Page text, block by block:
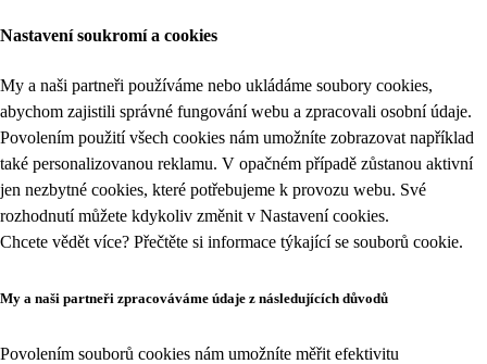
Nastavení soukromí a cookies
My a naši partneři používáme nebo ukládáme soubory cookies,
abychom zajistili správné fungování webu a zpracovali osobní údaje.
Povolením použití všech cookies nám umožníte zobrazovat například
také personalizovanou reklamu. V opačném případě zůstanou aktivní
jen nezbytné cookies, které potřebujeme k provozu webu. Své
rozhodnutí můžete kdykoliv změnit v Nastavení cookies.
Chcete vědět více? Přečtěte si informace týkající se souborů cookie.
My a naši partneři zpracováváme údaje z následujících důvodů
Povolením souborů cookies nám umožníte měřit efektivitu